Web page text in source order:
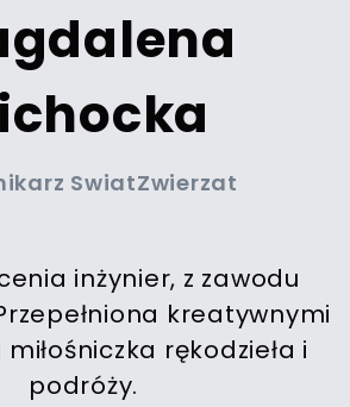
SwiatZwierzat
inżynier, z zawodu
kreatywnymi
rękodzieła i
podróży.